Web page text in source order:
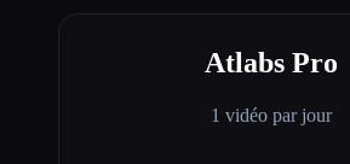
Atlabs Pro
1 vidéo par jour